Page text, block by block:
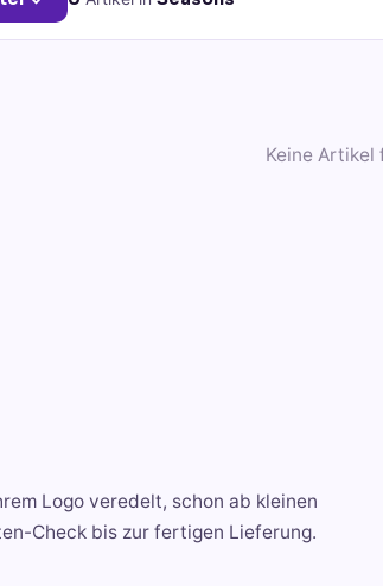
Keine Artikel
Logo veredelt, schon ab kleinen
Check bis zur fertigen Lieferung.